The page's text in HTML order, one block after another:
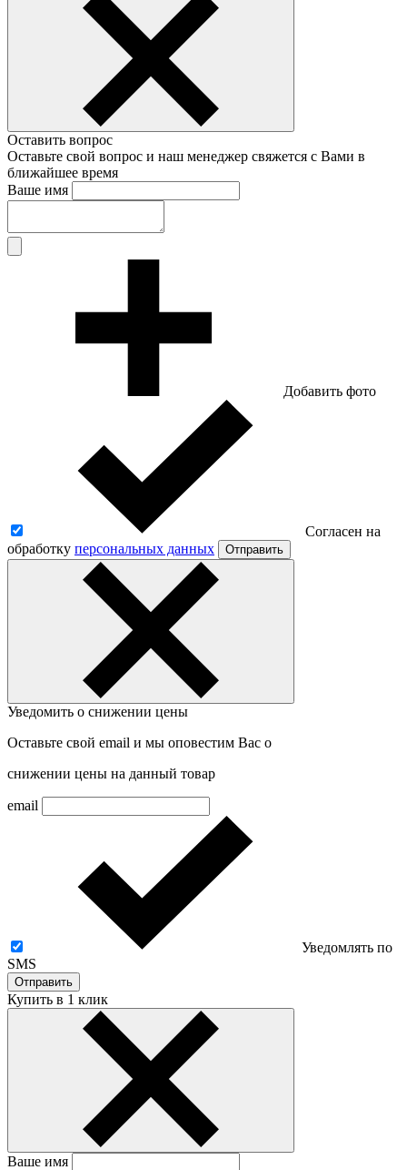
Оставить вопрос
Оставьте свой вопрос и наш менеджер свяжется с Вами в
ближайшее время
Ваше имя
Добавить фото
Согласен на
обработку персональных данных Отправить
Уведомить о снижении цены
Оставьте свой email и мы оповестим Вас о
снижении цены на данный товар
email
Уведомлять по
SMS
Отправить
Купить в 1 клик
Ваше имя